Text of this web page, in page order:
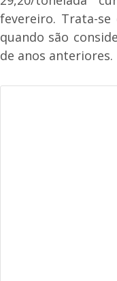
fevereiro. Trata-
quando são
de anos anteriores.